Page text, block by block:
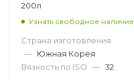
200л
Узнать свободное наличие
Страна изготовления
— Южная Корея
Вязкость по ISO — 32